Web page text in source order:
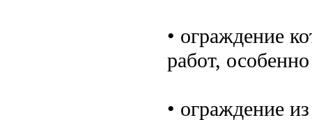
• ограждение
работ,
• ограждение